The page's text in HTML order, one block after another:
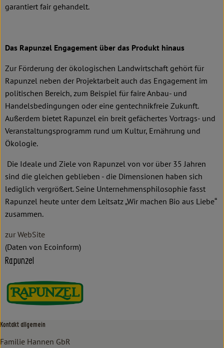
garantiert fair gehandelt.
Das Rapunzel Engagement über das Produkt hinaus
Zur Förderung der ökologischen Landwirtschaft gehört für
Rapunzel neben der Projektarbeit auch das Engagement im
politischen Bereich, zum Beispiel für faire Anbau- und
Handelsbedingungen oder eine gentechnikfreie Zukunft.
Außerdem bietet Rapunzel ein breit gefächertes Vortrags- und
Veranstaltungsprogramm rund um Kultur, Ernährung und
Ökologie.
Die Ideale und Ziele von Rapunzel von vor über 35 Jahren
sind die gleichen geblieben - die Dimensionen haben sich
lediglich vergrößert. Seine Unternehmensphilosophie fasst
Rapunzel heute unter dem Leitsatz „Wir machen Bio aus Liebe“
zusammen.
zur WebSite
(Daten von Ecoinform)
Rapunzel
Kontakt allgemein
Familie Hannen GbR